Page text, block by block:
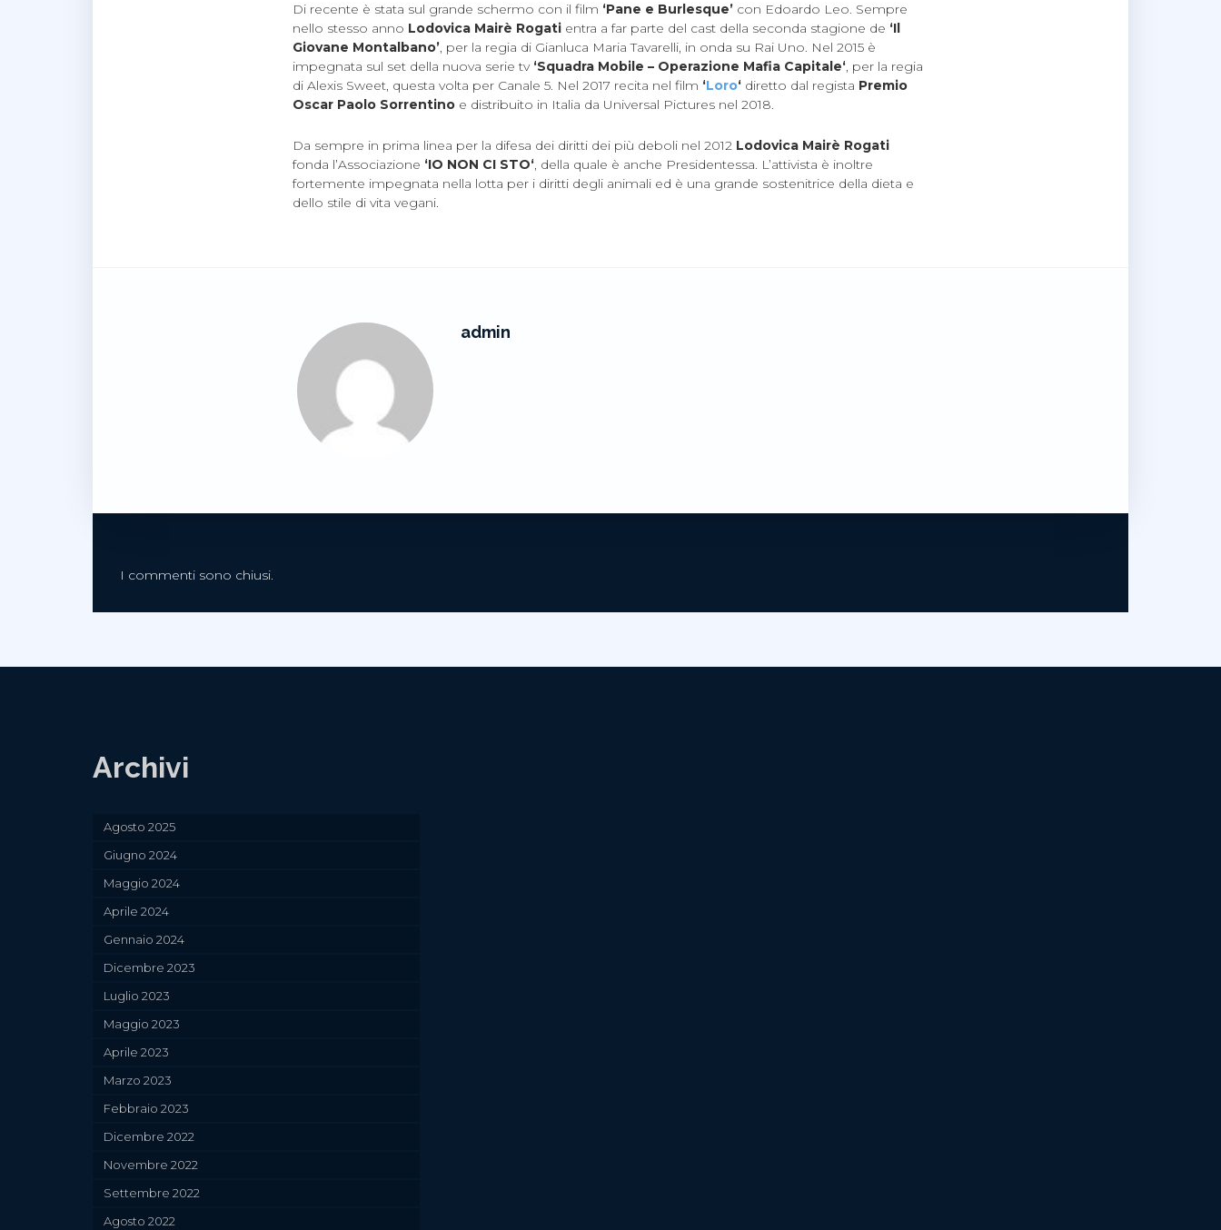
Di recente è stata sul grande schermo con il film ‘Pane e Burlesque’ con Edoardo Leo. Sempre
nello stesso anno Lodovica Mairè Rogati entra a far parte del cast della seconda stagione de ‘Il
Giovane Montalbano’, per la regia di Gianluca Maria Tavarelli, in onda su Rai Uno. Nel 2015 è
impegnata sul set della nuova serie tv ‘Squadra Mobile – Operazione Mafia Capitale‘, per la regia
di Alexis Sweet, questa volta per Canale 5. Nel 2017 recita nel film ‘Loro‘ diretto dal regista Premio
Oscar Paolo Sorrentino e distribuito in Italia da Universal Pictures nel 2018.
Da sempre in prima linea per la difesa dei diritti dei più deboli nel 2012 Lodovica Mairè Rogati
fonda l’Associazione ‘IO NON CI STO‘, della quale è anche Presidentessa. L’attivista è inoltre
fortemente impegnata nella lotta per i diritti degli animali ed è una grande sostenitrice della dieta e
dello stile di vita vegani.
admin
I commenti sono chiusi.
Archivi
Agosto 2025
Giugno 2024
Maggio 2024
Aprile 2024
Gennaio 2024
Dicembre 2023
Luglio 2023
Maggio 2023
Aprile 2023
Marzo 2023
Febbraio 2023
Dicembre 2022
Novembre 2022
Settembre 2022
Agosto 2022